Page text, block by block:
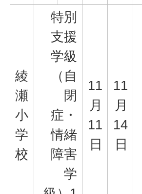
綾
瀬
小
学
校
特別
支援
学級
（自
閉
症・
情緒
障害
学
11
月
11
日
11
月
14
日